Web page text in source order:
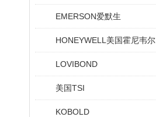
EMERSON爱默生
HONEYWELL美国霍尼韦尔
LOVIBOND
美国TSI
KOBOLD